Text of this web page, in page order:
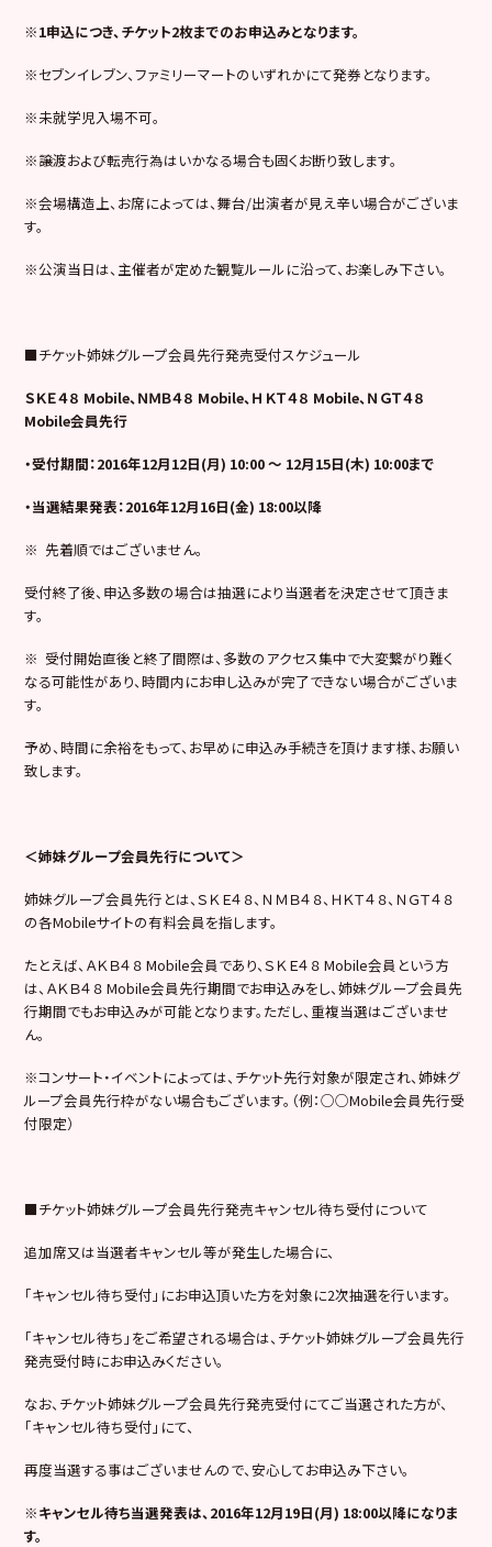
※1申込につき、チケット2枚までのお申込みとなります。
※セブンイレブン、ファミリーマートのいずれかにて発券となります。
※未就学児入場不可。
※譲渡および転売行為はいかなる場合も固くお断り致します。
※会場構造上、お席によっては、舞台/出演者が見え辛い場合がございま
す。
※公演当日は、主催者が定めた観覧ルールに沿って、お楽しみ下さい。
■チケット姉妹グループ会員先行発売受付スケジュール
ＳＫＥ４８ Mobile、ＮＭＢ４８ Mobile、ＨＫＴ４８ Mobile、ＮＧＴ４８
Mobile会員先行
・受付期間：2016年12月12日(月) 10:00 ～ 12月15日(木) 10:00まで
・当選結果発表：2016年12月16日(金) 18:00以降
※ 先着順ではございません。
受付終了後、申込多数の場合は抽選により当選者を決定させて頂きま
す。
※ 受付開始直後と終了間際は、多数のアクセス集中で大変繋がり難く
なる可能性があり、時間内にお申し込みが完了できない場合がございま
す。
予め、時間に余裕をもって、お早めに申込み手続きを頂けます様、お願い
致します。
＜姉妹グループ会員先行について＞
姉妹グループ会員先行とは、ＳＫＥ４８、ＮＭＢ４８、ＨＫＴ４８、ＮＧＴ４８
の各Mobileサイトの有料会員を指します。
たとえば、ＡＫＢ４８ Mobile会員であり、ＳＫＥ４８ Mobile会員という方
は、ＡＫＢ４８ Mobile会員先行期間でお申込みをし、姉妹グループ会員先
行期間でもお申込みが可能となります。ただし、重複当選はございませ
ん。
※コンサート・イベントによっては、チケット先行対象が限定され、姉妹グ
ループ会員先行枠がない場合もございます。（例：○○Mobile会員先行受
付限定）
■チケット姉妹グループ会員先行発売キャンセル待ち受付について
追加席又は当選者キャンセル等が発生した場合に、
「キャンセル待ち受付」にお申込頂いた方を対象に2次抽選を行います。
「キャンセル待ち」をご希望される場合は、チケット姉妹グループ会員先行
発売受付時にお申込みください。
なお、チケット姉妹グループ会員先行発売受付にてご当選された方が、
「キャンセル待ち受付」にて、
再度当選する事はございませんので、安心してお申込み下さい。
※キャンセル待ち当選発表は、2016年12月19日(月) 18:00以降になりま
す。